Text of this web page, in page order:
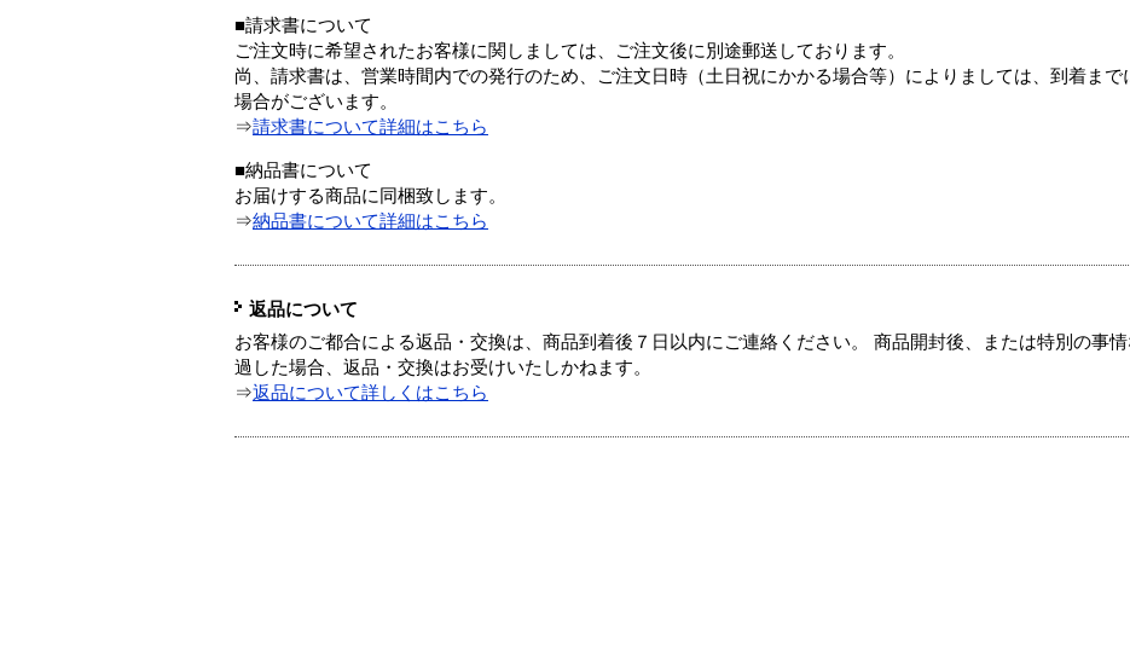
■請求書について
ご注文時に希望されたお客様に関しましては、ご注文後に別途郵送しております。
尚、請求書は、営業時間内での発行のため、ご注文日時（土日祝にかかる場合等）によりましては、到着まで
場合がございます。
⇒請求書について詳細はこちら
■納品書について
お届けする商品に同梱致します。
⇒納品書について詳細はこちら
返品について
お客様のご都合による返品・交換は、商品到着後７日以内にご連絡ください。 商品開封後、または特別の事
過した場合、返品・交換はお受けいたしかねます。
⇒返品について詳しくはこちら